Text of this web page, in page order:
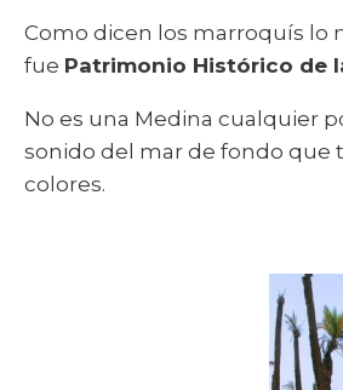
Como dicen los marroquís lo
fue Patrimonio Histórico de
No es una Medina cualquier
sonido del mar de fondo que
colores.